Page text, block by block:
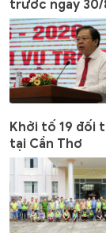
trước ngày 30/
Khởi tố 19 đối
tại Cần Thơ